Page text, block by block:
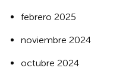
febrero 2025
noviembre 2024
octubre 2024